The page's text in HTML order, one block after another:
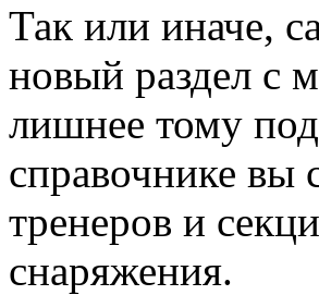
Так или иначе,
новый раздел с
лишнее тому
справочнике вы
тренеров и
снаряжения.